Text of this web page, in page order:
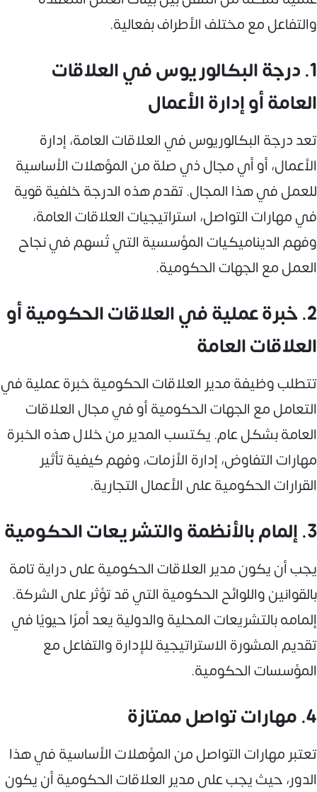
والتفاعل مع مختلف الأطراف بفعالية.
1. درجة البكالوريوس في العلاقات
العامة أو إدارة الأعمال
تعد درجة البكالوريوس في العلاقات العامة، إدارة
الأعمال، أو أي مجال ذي صلة من المؤهلات الأساسية
للعمل في هذا المجال. تقدم هذه الدرجة خلفية قوية
في مهارات التواصل، استراتيجيات العلاقات العامة،
وفهم الديناميكيات المؤسسية التي تُسهم في نجاح
العمل مع الجهات الحكومية.
2. خبرة عملية في العلاقات الحكومية أو
العلاقات العامة
تتطلب وظيفة مدير العلاقات الحكومية خبرة عملية في
التعامل مع الجهات الحكومية أو في مجال العلاقات
العامة بشكل عام. يكتسب المدير من خلال هذه الخبرة
مهارات التفاوض، إدارة الأزمات، وفهم كيفية تأثير
القرارات الحكومية على الأعمال التجارية.
3. إلمام بالأنظمة والتشريعات الحكومية
يجب أن يكون مدير العلاقات الحكومية على دراية تامة
بالقوانين واللوائح الحكومية التي قد تؤثر على الشركة.
إلمامه بالتشريعات المحلية والدولية يعد أمرًا حيويًا في
تقديم المشورة الاستراتيجية للإدارة والتفاعل مع
المؤسسات الحكومية.
4. مهارات تواصل ممتازة
تعتبر مهارات التواصل من المؤهلات الأساسية في هذا
الدور، حيث يجب على مدير العلاقات الحكومية أن يكون